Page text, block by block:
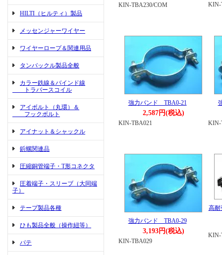
HILTI（ヒルティ）製品
メッセンジャーワイヤー
ワイヤーロープ＆関連用品
タンバックル製品全般
カラー鉄線＆バインド線
トラバースコイル
アイボルト（丸環）＆
フックボルト
アイナット＆シャックル
鋲螺関連品
圧縮銅管端子・T形コネクタ
圧着端子・スリーブ（大同端
子）
テープ製品各種
ひも製品全般（操作紐等）
パテ
KIN-TBA230/COM KIN-
強力バンド TBA0-21
2,587円(税込)
KIN-TBA021 KIN-
強力バンド TBA0-29
3,193円(税込)
KIN-TBA029
高
KIN-